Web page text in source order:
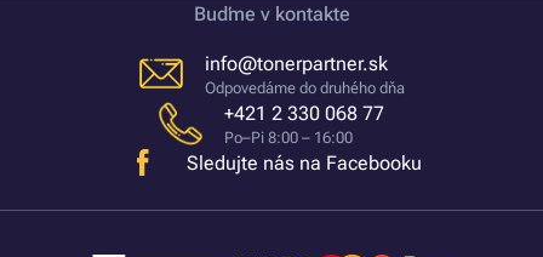
Buďme v kontakte
info@tonerpartner.sk
Odpovedáme do druhého dňa
+421 2 330 068 77
Po–Pi 8:00 – 16:00
Sledujte nás na Facebooku